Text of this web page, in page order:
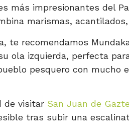
más impresionantes del
marismas,
te recomendamos
ola izquierda, perfecta
pesquero con mucho
de visitar San Juan de
tras subir una